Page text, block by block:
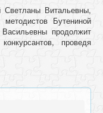
Витальевны,
Бутениной
продолжит
проведя